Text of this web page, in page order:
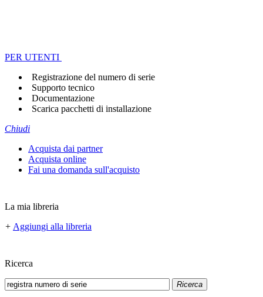
PER UTENTI
Registrazione del numero di serie
Supporto tecnico
Documentazione
Scarica pacchetti di installazione
Chiudi
Acquista dai partner
Acquista online
Fai una domanda sull'acquisto
La mia libreria
+ Aggiungi alla libreria
Ricerca
Ricerca